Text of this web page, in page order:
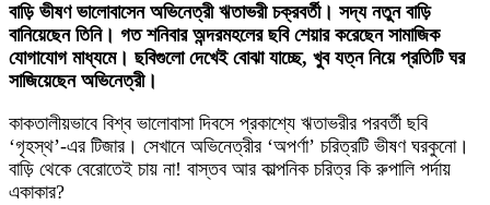
বাড়ি ভীষণ ভালোবাসেন অভিনেত্রী ঋতাভরী চক্রবর্তী। সদ্য নতুন বাড়ি
বানিয়েছেন তিনি। গত শনিবার অন্দরমহলের ছবি শেয়ার করেছেন সামাজিক
যোগাযোগ মাধ্যমে। ছবিগুলো দেখেই বোঝা যাচ্ছে, খুব যত্ন নিয়ে প্রতিটি ঘর
সাজিয়েছেন অভিনেত্রী।
কাকতালীয়ভাবে বিশ্ব ভালোবাসা দিবসে প্রকাশ্যে ঋতাভরীর পরবর্তী ছবি
‘গৃহস্থ’-এর টিজার। সেখানে অভিনেত্রীর ‘অপর্ণা’ চরিত্রটি ভীষণ ঘরকুনো।
বাড়ি থেকে বেরোতেই চায় না! বাস্তব আর কাল্পনিক চরিত্র কি রুপালি পর্দায়
একাকার?